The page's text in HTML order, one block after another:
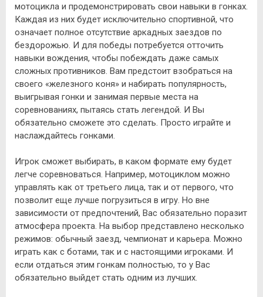
мотоцикла и продемонстрировать свои навыки в гонках.
Каждая из них будет исключительно спортивной, что
означает полное отсутствие аркадных заездов по
бездорожью. И для победы потребуется отточить
навыки вождения, чтобы побеждать даже самых
сложных противников. Вам предстоит взобраться на
своего «железного коня» и набирать популярность,
выигрывая гонки и занимая первые места на
соревнованиях, пытаясь стать легендой. И Вы
обязательно сможете это сделать. Просто играйте и
наслаждайтесь гонками.
Игрок сможет выбирать, в каком формате ему будет
легче соревноваться. Например, мотоциклом можно
управлять как от третьего лица, так и от первого, что
позволит еще лучше погрузиться в игру. Но вне
зависимости от предпочтений, Вас обязательно поразит
атмосфера проекта. На выбор представлено несколько
режимов: обычный заезд, чемпионат и карьера. Можно
играть как с ботами, так и с настоящими игроками. И
если отдаться этим гонкам полностью, то у Вас
обязательно выйдет стать одним из лучших.